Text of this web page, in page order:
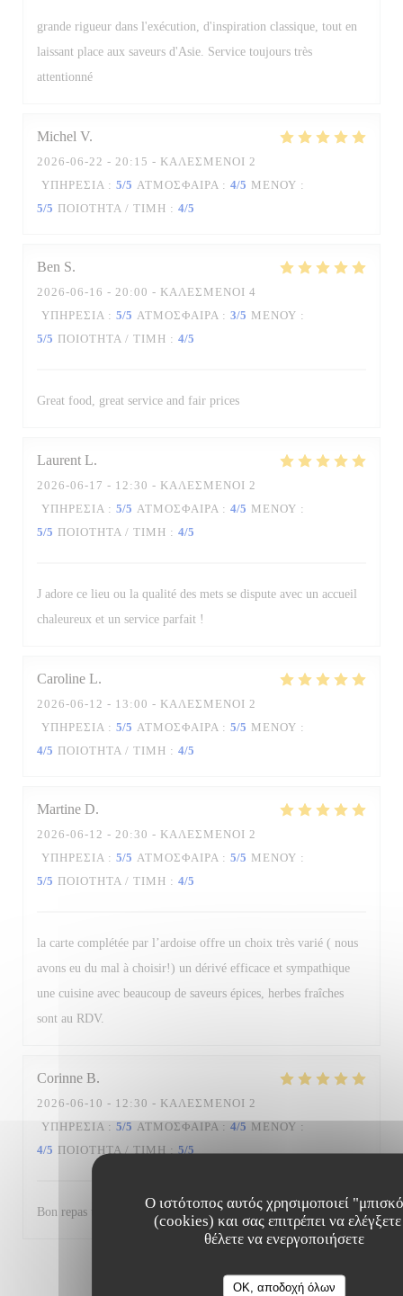
Ο ιστότοπος αυτός χρησιμοποιεί
(cookies) και σας επιτρέπει να ελέγξετε
θέλετε να ενεργοποιήσετε
OK, αποδοχή όλων
grande rigueur dans l'exécution, d'inspiration classique, tout en
laissant place aux saveurs d'Asie. Service toujours très
attentionné
Michel V
2026-06-22 - 20:15 - ΚΑΛΕΣΜΈΝΟΙ 2
ΥΠΗΡΕΣΊΑ : 5/5 ΑΤΜΌΣΦΑΙΡΑ : 4/5 ΜΕΝΟΎ :
5/5 ΠΟΙΌΤΗΤΑ / ΤΙΜΉ : 4/5
Ben S
2026-06-16 - 20:00 - ΚΑΛΕΣΜΈΝΟΙ 4
ΥΠΗΡΕΣΊΑ : 5/5 ΑΤΜΌΣΦΑΙΡΑ : 3/5 ΜΕΝΟΎ :
5/5 ΠΟΙΌΤΗΤΑ / ΤΙΜΉ : 4/5
Great food, great service and fair prices
Laurent L
2026-06-17 - 12:30 - ΚΑΛΕΣΜΈΝΟΙ 2
ΥΠΗΡΕΣΊΑ : 5/5 ΑΤΜΌΣΦΑΙΡΑ : 4/5 ΜΕΝΟΎ :
5/5 ΠΟΙΌΤΗΤΑ / ΤΙΜΉ : 4/5
J adore ce lieu ou la qualité des mets se dispute avec un accueil
chaleureux et un service parfait !
Caroline L
2026-06-12 - 13:00 - ΚΑΛΕΣΜΈΝΟΙ 2
ΥΠΗΡΕΣΊΑ : 5/5 ΑΤΜΌΣΦΑΙΡΑ : 5/5 ΜΕΝΟΎ :
4/5 ΠΟΙΌΤΗΤΑ / ΤΙΜΉ : 4/5
Martine D
2026-06-12 - 20:30 - ΚΑΛΕΣΜΈΝΟΙ 2
ΥΠΗΡΕΣΊΑ : 5/5 ΑΤΜΌΣΦΑΙΡΑ : 5/5 ΜΕΝΟΎ :
5/5 ΠΟΙΌΤΗΤΑ / ΤΙΜΉ : 4/5
la carte complétée par l’ardoise offre un choix très varié ( nous
avons eu du mal à choisir!) un dérivé efficace et sympathique
une cuisine avec beaucoup de saveurs épices, herbes fraîches
sont au RDV.
Corinne B
2026-06-10 - 12:30 - ΚΑΛΕΣΜΈΝΟΙ 2
ΥΠΗΡΕΣΊΑ : 5/5 ΑΤΜΌΣΦΑΙΡΑ : 4/5 ΜΕΝΟΎ :
4/5 ΠΟΙΌΤΗΤΑ / ΤΙΜΉ: 5/5
Bon repas un midi.Service efficace agréable et attentionné.
La Table des Oliviers